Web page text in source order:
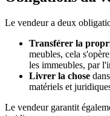
Le vendeur a deux
Transférer la
meubles, cela
les immeubles, par
Livrer la chose
matériels et
Le vendeur garantit